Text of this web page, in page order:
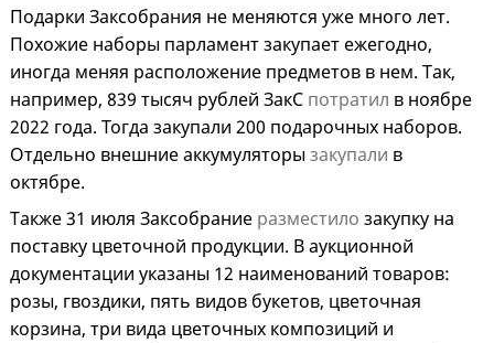
Подарки Заксобрания не меняются уже много лет.
Похожие наборы парламент закупает ежегодно,
иногда меняя расположение предметов в нем. Так,
например, 839 тысяч рублей ЗакС потратил в ноябре
2022 года. Тогда закупали 200 подарочных наборов.
Отдельно внешние аккумуляторызакупали в
октябре.
Также 31 июля Заксобрание разместило закупку на
поставку цветочной продукции. В аукционной
документации указаны 12 наименований товаров:
розы, гвоздики, пять видов букетов, цветочная
корзина, три вида цветочных композиций и